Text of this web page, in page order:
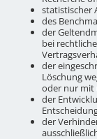
statistischer
des
der
bei
der
Löschung
oder nur mit
der
der